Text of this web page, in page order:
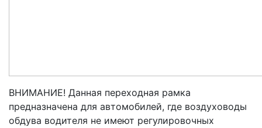
ВНИМАНИЕ! Данная переходная рамка
предназначена для автомобилей, где воздуховоды
обдува водителя не имеют регулировочных